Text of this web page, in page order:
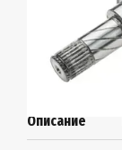
Описание